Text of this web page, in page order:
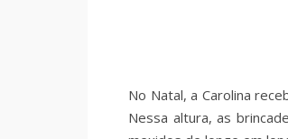
No Natal, a Carolina
Nessa altura, as